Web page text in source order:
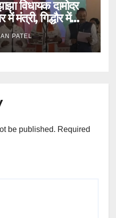
विधायक दामोदर
में मंत्री, गिद्धौर में
PATEL
be published. Required